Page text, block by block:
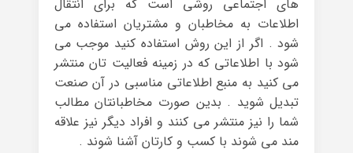
های اجتماعی روشی است که برای انتقال
اطلاعات به مخاطبان و مشتریان استفاده می
شود . اگر از این روش استفاده کنید موجب می
شود با اطلاعاتی که در زمینه فعالیت تان منتشر
می کنید به منبع اطلاعاتی مناسبی در آن صنعت
تبدیل شوید . بدین صورت مخاطبانتان مطالب
شما را نیز منتشر می کنند و افراد دیگر نیز علاقه
مند می شوند با کسب و کارتان آشنا شوند .